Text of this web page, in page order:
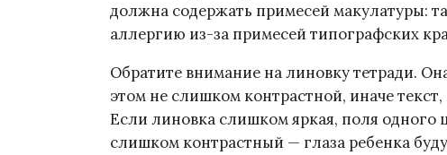
должна содержать примесей макулатуры:
аллергию из-за примесей типографских
Обратите внимание на линовку тетради.
этом не слишком контрастной, иначе
Если линовка слишком яркая, поля одного
слишком контрастный — глаза ребенка